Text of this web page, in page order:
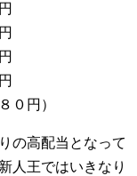
円
円）
の高配当となって
人王ではいきなり